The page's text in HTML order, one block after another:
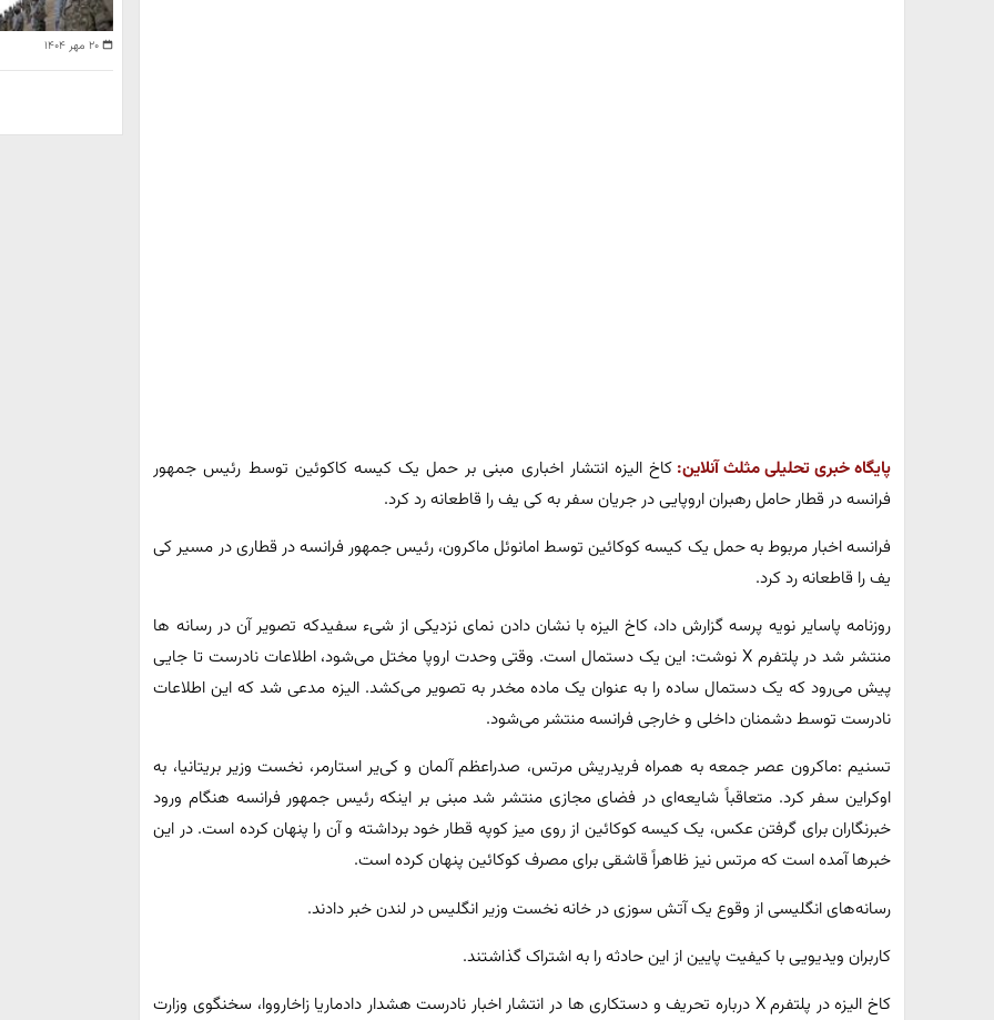
پایگاه خبری تحلیلی مثلث آنلاین: کاخ الیزه انتشار اخباری مبنی بر حمل یک کیسه کاکوئین توسط رئیس جمهور
فرانسه در قطار حامل رهبران اروپایی در جریان سفر به کی یف را قاطعانه رد کرد.
فرانسه اخبار مربوط به حمل یک کیسه کوکائین توسط امانوئل ماکرون، رئیس جمهور فرانسه در قطاری در مسیر کی
یف را قاطعانه رد کرد.
روزنامه پاسایر نویه پرسه گزارش داد، کاخ الیزه با نشان دادن نمای نزدیکی از شیء سفیدکه تصویر آن در رسانه ها
منتشر شد در پلتفرم X نوشت: این یک دستمال است. وقتی وحدت اروپا مختل می‌شود، اطلاعات نادرست تا جایی
پیش می‌رود که یک دستمال ساده را به عنوان یک ماده مخدر به تصویر می‌کشد. الیزه مدعی شد که این اطلاعات
نادرست توسط دشمنان داخلی و خارجی فرانسه منتشر می‌شود.
تسنیم :ماکرون عصر جمعه به همراه فریدریش مرتس، صدراعظم آلمان و کی‌یر استارمر، نخست وزیر بریتانیا، به
اوکراین سفر کرد. متعاقباً شایعه‌ای در فضای مجازی منتشر شد مبنی بر اینکه رئیس جمهور فرانسه هنگام ورود
خبرنگاران برای گرفتن عکس، یک کیسه کوکائین از روی میز کوپه قطار خود برداشته و آن را پنهان کرده است. در این
خبرها آمده است که مرتس نیز ظاهراً قاشقی برای مصرف کوکائین پنهان کرده است.
رسانه‌های انگلیسی از وقوع یک آتش سوزی در خانه نخست وزیر انگلیس در لندن خبر دادند.
کاربران ویدیویی با کیفیت پایین از این حادثه را به اشتراک گذاشتند.
کاخ الیزه در پلتفرم X درباره تحریف و دستکاری ها در انتشار اخبار نادرست هشدار دادماریا زاخارووا، سخنگوی وزارت
۲۰ مهر ۱۴۰۴